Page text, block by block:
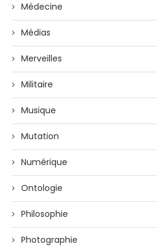
Médecine
Médias
Merveilles
Militaire
Musique
Mutation
Numérique
Ontologie
Philosophie
Photographie